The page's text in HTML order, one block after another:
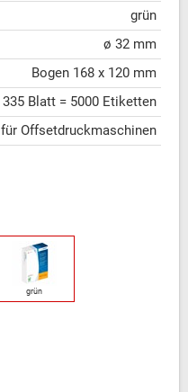
grün
ø 32 mm
Bogen 168 x 120 mm
335 Blatt = 5000 Etiketten
für Offsetdruckmaschinen
grün